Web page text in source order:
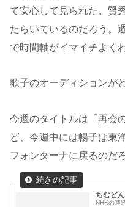
て安心して見られた。賢
たらいているのだろう。
で時間軸がイマイチよく
歌子のオーディションが
今週のタイトルは「再会
ど、今週中には暢子は東
フォンターナに戻るのだ
ちむど
NHKの連